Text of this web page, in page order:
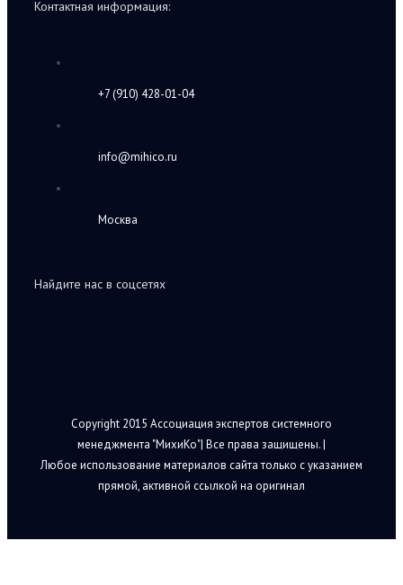
Контактная информация:
+7 (910) 428-01-04
info@mihico.ru
Москва
Найдите нас в соцсетях
Copyright 2015 Ассоциация экспертов системного
менеджмента "МихиКо"| Все права защищены. |
Любое использование материалов сайта только с указанием
прямой, активной ссылкой на оригинал